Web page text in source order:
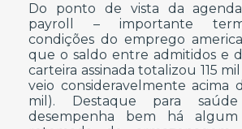
Do ponto de vista da
payroll – importante
condições do emprego
que o saldo entre admitidos e
carteira assinada totalizou 115
veio consideravelmente acima
mil). Destaque para
desempenha bem há